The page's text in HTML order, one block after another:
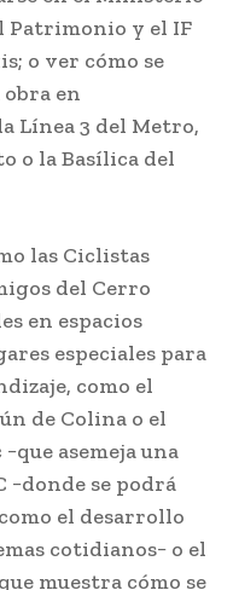
Patrimonio y el IF
o ver cómo se
en
Línea 3 del Metro,
o la Basílica del
las Ciclistas
del Cerro
en espacios
especiales para
como el
de Colina o el
asemeja una
−donde se podrá
el desarrollo
cotidianos− o el
muestra cómo se